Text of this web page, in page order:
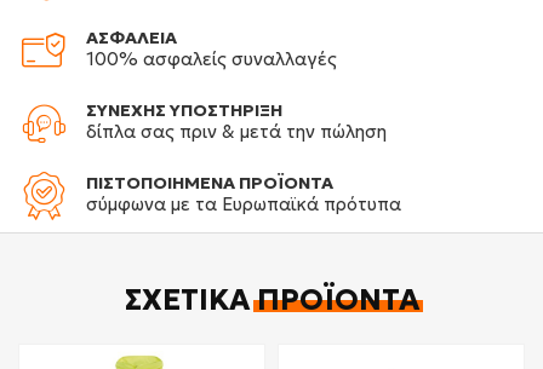
ΑΣΦΑΛΕΙΑ
100% ασφαλείς συναλλαγές
ΣΥΝΕΧΗΣ ΥΠΟΣΤΗΡΙΞΗ
δίπλα σας πριν & μετά την πώληση
ΠΙΣΤΟΠΟΙΗΜΕΝΑ ΠΡΟΪΟΝΤΑ
σύμφωνα με τα Ευρωπαϊκά πρότυπα
ΣΧΕΤΙΚΆΠΡΟΪΌΝΤΑ